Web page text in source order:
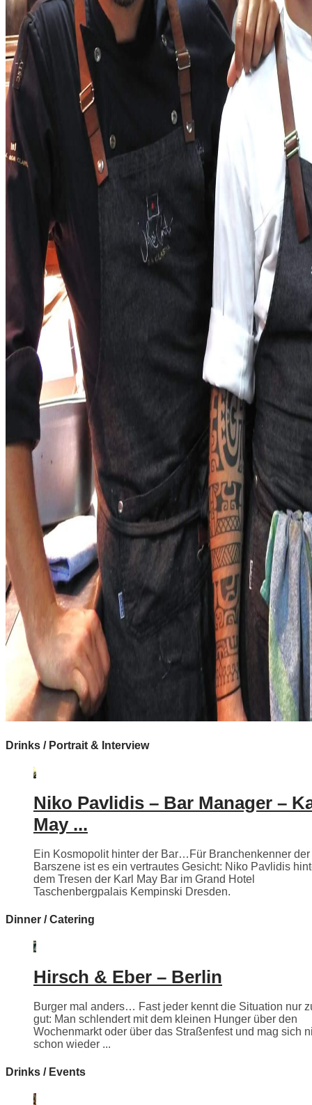
Drinks / Portrait & Interview
Niko Pavlidis – Bar Manager –
May ...
Ein Kosmopolit hinter der Bar…Für Branchenkenner der
Barszene ist es ein vertrautes Gesicht: Niko Pavlidis
dem Tresen der Karl May Bar im Grand Hotel
Taschenbergpalais Kempinski Dresden.
Dinner / Catering
Hirsch & Eber – Berlin
Burger mal anders… Fast jeder kennt die Situation nur
gut: Man schlendert mit dem kleinen Hunger über den
Wochenmarkt oder über das Straßenfest und mag sich
schon wieder ...
Drinks / Events